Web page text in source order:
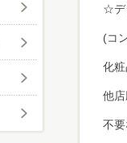
☆デ
(コ
化
他店
不